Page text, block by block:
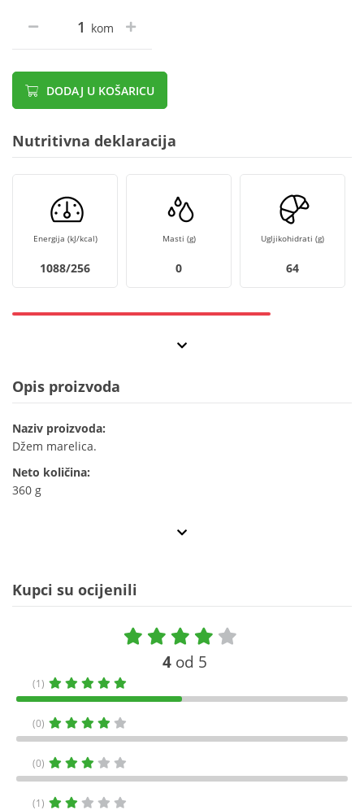
kom
DODAJ U KOŠARICU
Nutritivna deklaracija
Energija (kJ/kcal)
1088/256
Masti (g)
0
Ugljikohidrati (g)
64
Opis proizvoda
Naziv proizvoda:
Džem marelica.
Neto količina:
360 g
Kupci su ocijenili
4 od 5
(1)
(0)
(0)
(1)